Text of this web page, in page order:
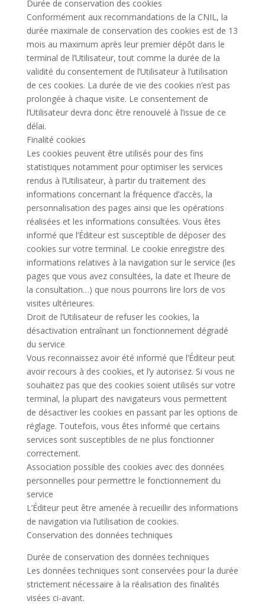
Durée de conservation des cookies
Conformément aux recommandations de la CNIL, la
durée maximale de conservation des cookies est de 13
mois au maximum après leur premier dépôt dans le
terminal de l’Utilisateur, tout comme la durée de la
validité du consentement de l’Utilisateur à l’utilisation
de ces cookies. La durée de vie des cookies n’est pas
prolongée à chaque visite. Le consentement de
l’Utilisateur devra donc être renouvelé à l’issue de ce
délai.
Finalité cookies
Les cookies peuvent être utilisés pour des fins
statistiques notamment pour optimiser les services
rendus à l’Utilisateur, à partir du traitement des
informations concernant la fréquence d’accès, la
personnalisation des pages ainsi que les opérations
réalisées et les informations consultées. Vous êtes
informé que l’Éditeur est susceptible de déposer des
cookies sur votre terminal. Le cookie enregistre des
informations relatives à la navigation sur le service (les
pages que vous avez consultées, la date et l’heure de
la consultation…) que nous pourrons lire lors de vos
visites ultérieures.
Droit de l’Utilisateur de refuser les cookies, la
désactivation entraînant un fonctionnement dégradé
du service
Vous reconnaissez avoir été informé que l’Éditeur peut
avoir recours à des cookies, et l’y autorisez. Si vous ne
souhaitez pas que des cookies soient utilisés sur votre
terminal, la plupart des navigateurs vous permettent
de désactiver les cookies en passant par les options de
réglage. Toutefois, vous êtes informé que certains
services sont susceptibles de ne plus fonctionner
correctement.
Association possible des cookies avec des données
personnelles pour permettre le fonctionnement du
service
L’Éditeur peut être amenée à recueillir des informations
de navigation via l’utilisation de cookies.
Conservation des données techniques
Durée de conservation des données techniques
Les données techniques sont conservées pour la durée
strictement nécessaire à la réalisation des finalités
visées ci-avant.